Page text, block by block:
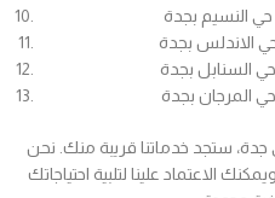
ستجد خدماتنا قريبة منك. نحن
علينا لتلبية احتياجاتك